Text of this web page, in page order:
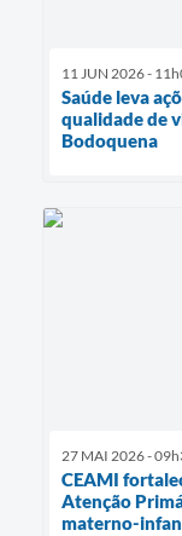
11 JUN 2026 -
Saúde leva
qualidade de
Bodoquena
27 MAI 2026 -
CEAMI
Atenção
materno-